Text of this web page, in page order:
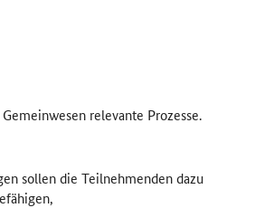
relevante Prozesse.
sollen die Teilnehmenden dazu